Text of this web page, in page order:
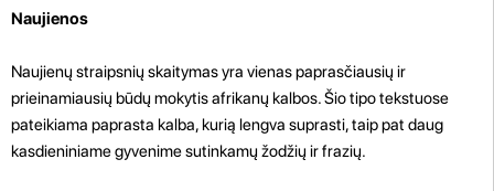
Naujienos
Naujienų straipsnių skaitymas yra vienas paprasčiausių ir
prieinamiausių būdų mokytis afrikanų kalbos. Šio tipo tekstuose
pateikiama paprasta kalba, kurią lengva suprasti, taip pat daug
kasdieniniame gyvenime sutinkamų žodžių ir frazių.